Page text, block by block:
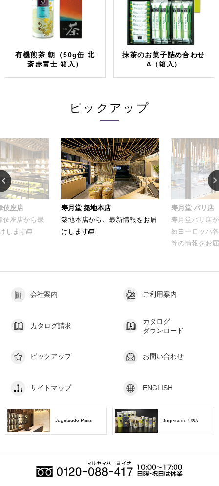
有機煎茶 朝（50g缶 北
斎赤富士 箱入）
抹茶のお菓子詰め合わせ
A（箱入）
ピックアップ
伎座店
伎座店から最
します
寿月堂 築地本店
築地本店から、最新情報をお届
けします
寿月堂 パリ店
寿月堂パリ店
めヨーロッパ
等の情報をお
会社案内 ご利用案内
カタログ請求
カタログ
ダウンロード
ピックアップ お問い合わせ
サイトマップ ENGLISH
Jugetsudo Paris Jugetsudo USA